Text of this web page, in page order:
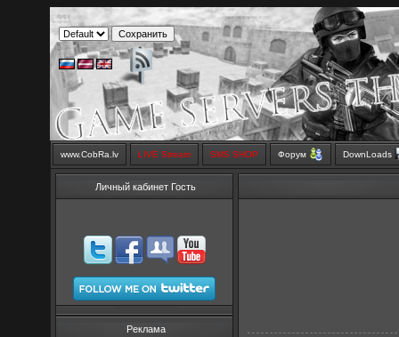
www.CobRa.lv LIVE Stream SMS SHOP Форум DownLoads
Личный кабинет Гость
Реклама